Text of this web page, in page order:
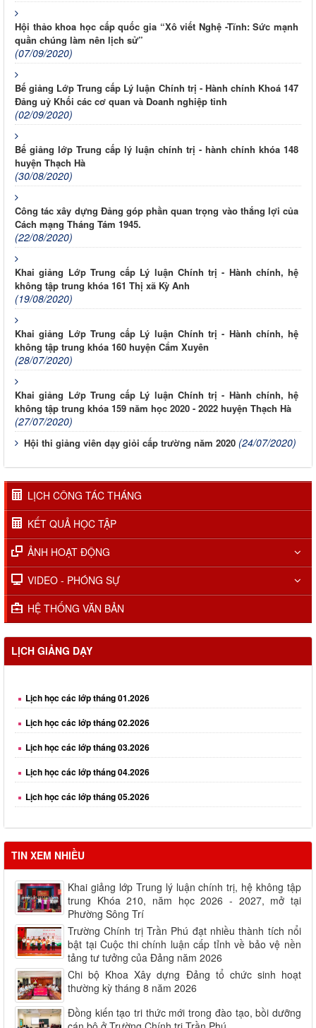
Hội thảo khoa học cấp quốc gia “Xô viết Nghệ -Tĩnh: Sức mạnh
quần chúng làm nên lịch sử”
(07/09/2020)
Bế giảng Lớp Trung cấp Lý luận Chính trị - Hành chính Khoá 147
Đảng uỷ Khối các cơ quan và Doanh nghiệp tỉnh
(02/09/2020)
Bế giảng lớp Trung cấp lý luận chính trị - hành chính khóa 148
huyện Thạch Hà
(30/08/2020)
Công tác xây dựng Đảng góp phần quan trọng vào thắng lợi của
Cách mạng Tháng Tám 1945.
(22/08/2020)
Khai giảng Lớp Trung cấp Lý luận Chính trị - Hành chính, hệ
không tập trung khóa 161 Thị xã Kỳ Anh
(19/08/2020)
Khai giảng Lớp Trung cấp Lý luận Chính trị - Hành chính, hệ
không tập trung khóa 160 huyện Cẩm Xuyên
(28/07/2020)
Khai giảng Lớp Trung cấp Lý luận Chính trị - Hành chính, hệ
không tập trung khóa 159 năm học 2020 - 2022 huyện Thạch Hà
(27/07/2020)
Hội thi giảng viên dạy giỏi cấp trường năm 2020 (24/07/2020)
LỊCH CÔNG TÁC THÁNG
KẾT QUẢ HỌC TẬP
ẢNH HOẠT ĐỘNG
VIDEO - PHÓNG SỰ
HỆ THỐNG VĂN BẢN
LỊCH GIẢNG DẠY
Lịch học các lớp tháng 02.2026
Lịch học các lớp tháng 03.2026
Lịch học các lớp tháng 04.2026
Lịch học các lớp tháng 05.2026
Lịch học các lớp tháng 06.2026
Lịch học các lớp tháng 08.2026
TIN XEM NHIỀU
Khai giảng lớp Trung lý luận chính trị, hệ không tập
trung Khóa 210, năm học 2026 - 2027, mở tại
Phường Sông Trí
Trường Chính trị Trần Phú đạt nhiều thành tích nổi
bật tại Cuộc thi chính luận cấp tỉnh về bảo vệ nền
tảng tư tưởng của Đảng năm 2026
Chi bộ Khoa Xây dựng Đảng tổ chức sinh hoạt
thường kỳ tháng 8 năm 2026
Đồng kiến tạo tri thức mới trong đào tạo, bồi dưỡng